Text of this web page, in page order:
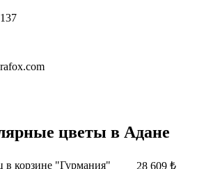
цветы в Адане
в корзине "Гурмания"
28 609 ₺